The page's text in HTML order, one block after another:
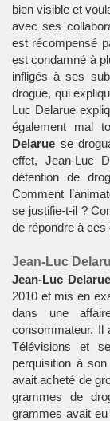
bien visible et
avec ses
est récompensé
est condamné à
infligés à ses
drogue, qui
Luc Delarue
également mal
Delarue se
effet, Jean-Luc
détention de
Comment
se justifie-t-il ?
de répondre à ces
Jean-Luc
Jean-Luc Delarue
2010 et mis en
dans une
consommateur. Il
Télévisions et
perquisition à
avait acheté de
grammes de
grammes avait